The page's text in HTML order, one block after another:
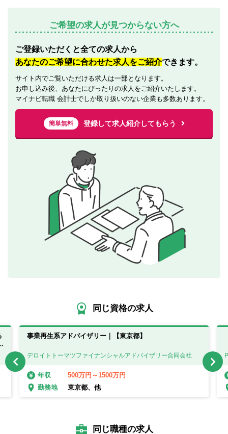
ご希望の求人が見つからない方へ
ご登録いただくと全ての求人から
あなたのご希望に合わせた求人をご紹介できます。
サイト内でご覧いただける求人は一部となります。
お申し込み後、あなたにぴったりの求人をご紹介いたします。
マイナビ転職 会計士でしか取り扱いのない企業も多数あります。
簡単無料 登録して求人紹介してもらう
同じ資格の求人
事業再生系アドバイザリー｜【東京都】
デロイトトーマツファイナンシャルアドバイザリー合同会社
年収
500万円～1500万円
勤務地
東京都、他
同じ職種の求人